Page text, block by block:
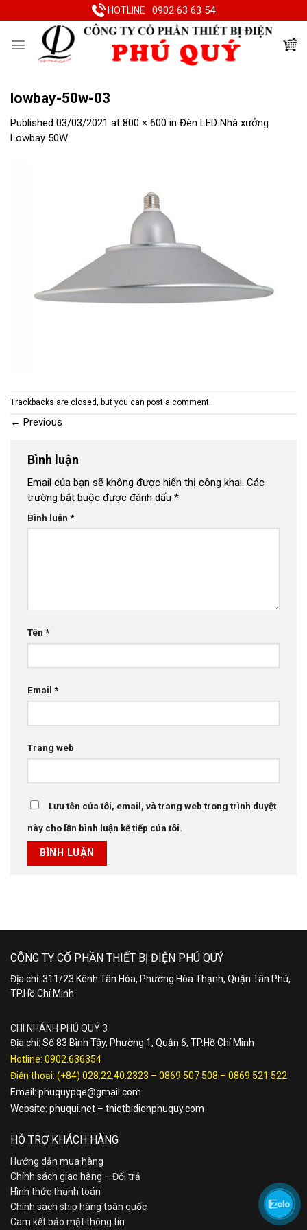
to
HOTLINE 0902 63 63 54
lowbay-50w-03
Published 03/03/2021 at 800 × 600 in Đèn LED Nhà xưởng
Lowbay 50W
Trackbacks are closed, but you can post a comment.
← Previous
Bình luận
Email của bạn sẽ không được hiển thị công khai. Các
trường bắt buộc được đánh dấu *
Bình luận *
Tên *
Email *
Trang web
Lưu tên của tôi, email, và trang web trong trình duyệt
này cho lần bình luận kế tiếp của tôi.
CÔNG TY CỔ PHẦN THIẾT BỊ ĐIỆN PHÚ QUÝ
Địa chỉ: 311/23 Kênh Tân Hóa, Phường Hòa Thạnh, Quận Tân Phú,
TP.Hồ Chí Minh
CHI NHÁNH PHÚ QUÝ 3
Địa chỉ: Số 83 Bình Tây, Phường 1, Quận 6, TP.Hồ Chí Minh
Hotline: 0902.636354
Điện thoại: (+84) 028.22.40.2323 – 0869 507 508 – 0869 521 522
Email: phuquypqe@gmail.com
Website: phuqui.net – thietbidienphuquy.com
HỖ TRỢ KHÁCH HÀNG
Hướng dẫn mua hàng
Chính sách giao hàng – Đổi trả
Hình thức thanh toán
Chính sách ship hàng toàn quốc
Cam kết bảo mật thông tin